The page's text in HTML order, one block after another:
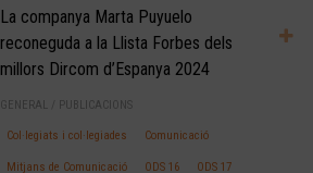
La companya Marta Puyuelo
reconeguda a la Llista Forbes dels
millors Dircom d’Espanya 2024
GENERAL PUBLICACIONS
Col·legiats i col·legiades Comunicació
Mitjans de Comunicació ODS 16 ODS 17